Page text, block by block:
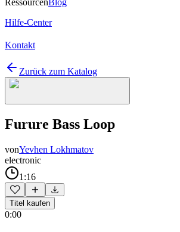
RessourcenBlog
Hilfe-Center
Kontakt
Zurück zum Katalog
Furure Bass Loop
vonYevhen Lokhmatov
electronic
1:16
Titel kaufen
0:00